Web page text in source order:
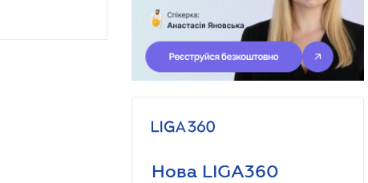
Нова LIGA360